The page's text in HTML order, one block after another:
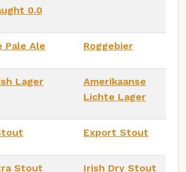
0.0
Pale Ale Roggebier
Lager
Amerikaanse
Lichte Lager
Export Stout
Stout Irish Dry Stout